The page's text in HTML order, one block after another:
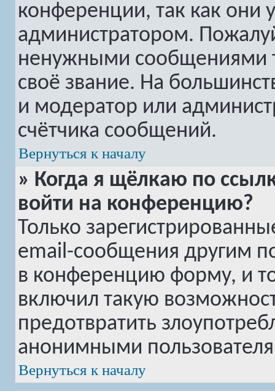
конференции, так как они
администратором.
ненужными сообщениями
своё звание. На
и модератор или
счётчика сообщений.
Вернуться к началу
» Когда я щёлкаю по
войти на конференцию?
Только
email-сообщения другим
в конференцию форму, и
включил такую
предотвратить
анонимными
Вернуться к началу